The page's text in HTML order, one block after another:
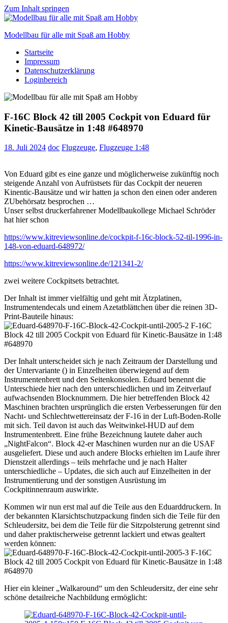
Zum Inhalt springen
Modellbau für alle mit Spaß am Hobby
Scale
modelling
to
Startseite
Impressum
Datenschutzerklärung
Loginbereich
F-16C Block 42 till 2005 Cockpit von Eduard für
Kinetic-Bausätze in 1:48 #648970
18. Juli 2024 doc Flugzeuge, Flugzeuge 1:48
Von Eduard gibt es eine ganze und möglicherweise zukünftig noch
steigende Anzahl von Aufrüstsets für das Cockpit der neueren
Kinentic-Bausätze und wir hatten ja schon den einen oder anderen
ZUbehörsatz besprochen …
Unser selbst druckerfahrener Modellbaukollege Michael Schröder
hat hier schon
https://www.kitreviewsonline.de/cockpit-f-16c-block-52-til-1996-in-
148-von-eduard-648972/
https://www.kitreviewsonline.de/121341-2/
zwei weitere Cockpitsets betrachtet.
Der Inhalt ist immer vielfältig und geht mit Ätzplatinen,
Instrumentendecals und einem Azetatblättchen über die reinen 3D-
Print-Bauteile hinaus:
Der Inhalt unterscheidet sich je nach Zeitraum der Darstellung und
der Untervariante () in Einzelheiten überwiegend auf dem
Instrumentenbrett und den Seitenkonsolen. Eduard benennt die
Unterschiede hier nach den unterschiedlichen und im Zeitverlauf
aufwachsenden Blocknummern. Die hier betreffenden Block 42
Maschinen brachten ursprünglich die ersten Verbesserungen für den
Nacht- und Schlechtwettereinsatz der F-16 in der Luft-Boden-Rolle
mit sich. Teil davon ist auch das Weitwinkel-HUD auf dem
Instrumentenbrett. Eine frühe Bezeichnung lautete daher auch
„NightFalcon“. Block 42-er Maschinen wurden nur an die USAF
ausgeliefert. Diese und auch andere Blocks erhielten im Laufe ihrer
Dienstzeit allerdings – teils mehrfache und je nach Halter
unterschiedliche – Updates, die sich auch auf Einzelheiten in der
Instrumentierung und der sonstigen Ausrüstung im
Cockpitinnenraum auswirkte.
Kommen wir nun erst mal auf die Teile aus den Eduarddruckern. In
der bekannten Klarsichtschutzpackung finden sich die Teile für den
Schleudersitz, bei dem die Teile für die Sitzpolsterung getrennt sind
und daher praktischerweise getrennt lackiert und etwas gealtert
werden können:
Hier ein kleiner „Walkaround“ um den Schleudersitz, der eine sehr
schöne detailreiche Nachbildung ermöglicht: